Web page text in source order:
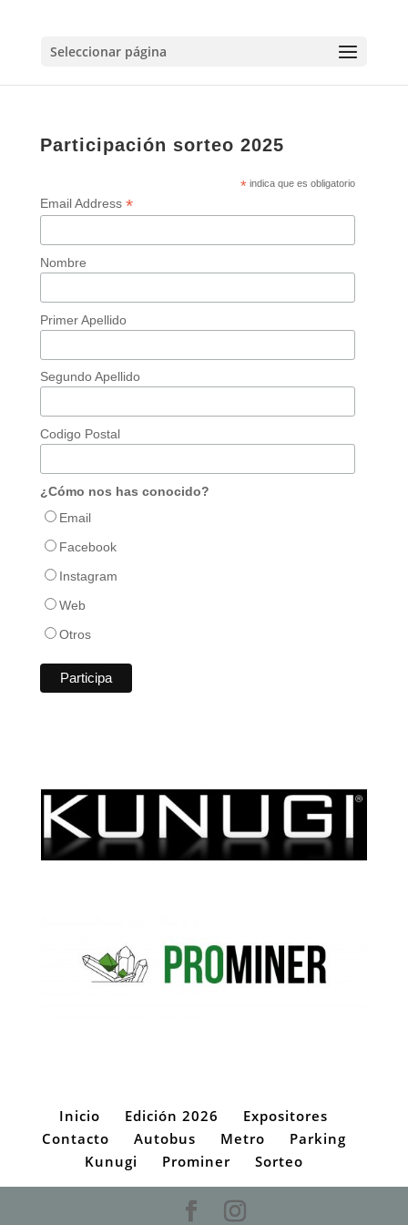
Seleccionar página
Participación sorteo 2025
*indica que es obligatorio
Email Address *
Nombre
Primer Apellido
Segundo Apellido
Codigo Postal
¿Cómo nos has conocido?
Email
Facebook
Instagram
Web
Otros
Inicio Edición 2026
Expositores
Contacto
Autobus Metro
Parking
Kunugi
Prominer Sorteo